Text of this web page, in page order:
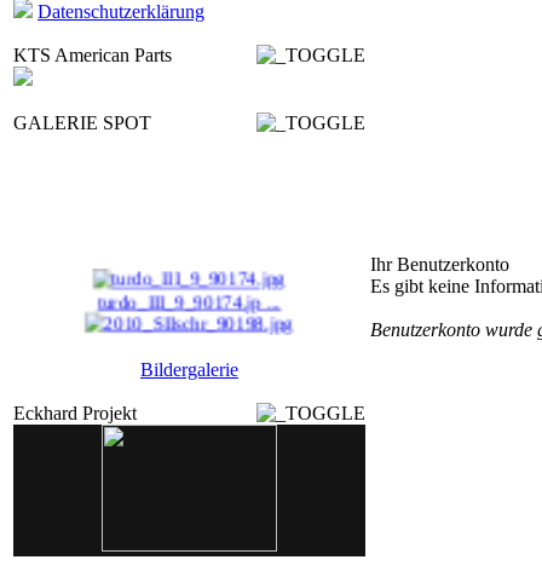
Datenschutzerklärung
KTS American Parts
GALERIE SPOT
turdo_III_9_90174.jp ...
2010_SIIschr_90198.j ...
drm_user_11_00291.jp ...
daycruisdressoUSA16_ ...
Bildergalerie
Eckhard Projekt
Ihr Benutzerkonto
Es gibt keine
Benutzerkonto wurde